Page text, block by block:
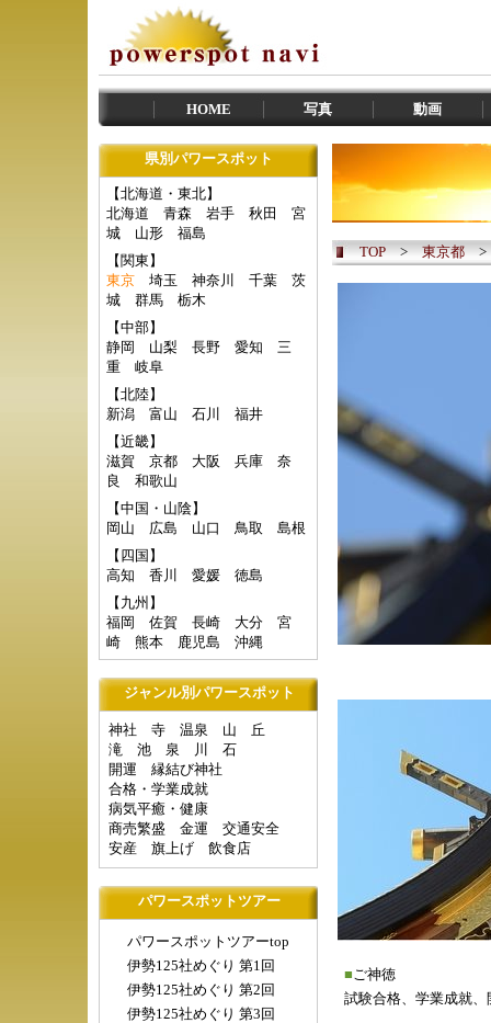
HOME 写真 動画
県別パワースポット
【北海道・東北】
北海道
青森 岩手 秋田
宮
城
山形
福島
【関東】
東京
埼玉 神奈川 千葉
茨
城
群馬
栃木
【中部】
静岡
山梨 長野 愛知
三
重
岐阜
【北陸】
新潟
富山 石川
福井
【近畿】
滋賀
京都 大阪 兵庫
奈
良
和歌山
【中国・山陰】
岡山
広島 山口 鳥取
島根
【四国】
高知
香川 愛媛
徳島
【九州】
福岡
佐賀 長崎 大分
宮
崎
熊本 鹿児島 沖縄
ジャンル別パワースポット
神社 寺 温泉 山
丘
滝
池 泉 川
石
開運
縁結び神社
合格・学業成就
病気平癒・健康
商売繁盛
金運
交通安全
安産
旗上げ 飲食店
パワースポットツアー
パワースポットツアーtop
伊勢125社めぐり 第1回
伊勢125社めぐり 第2回
伊勢125社めぐり 第3回
TOP>東京都
■ご神徳
試験合格、学業成就、